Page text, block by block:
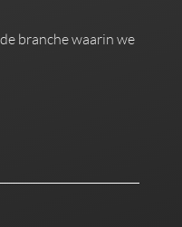
branche waarin we